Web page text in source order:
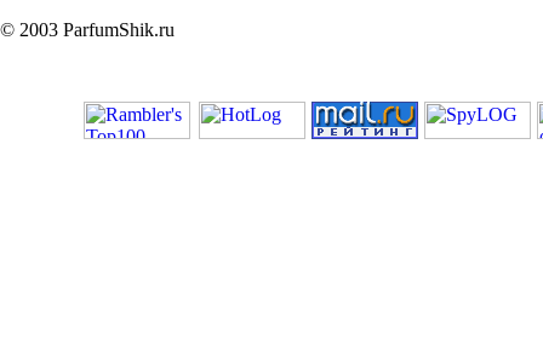
© 2003 ParfumShik.ru